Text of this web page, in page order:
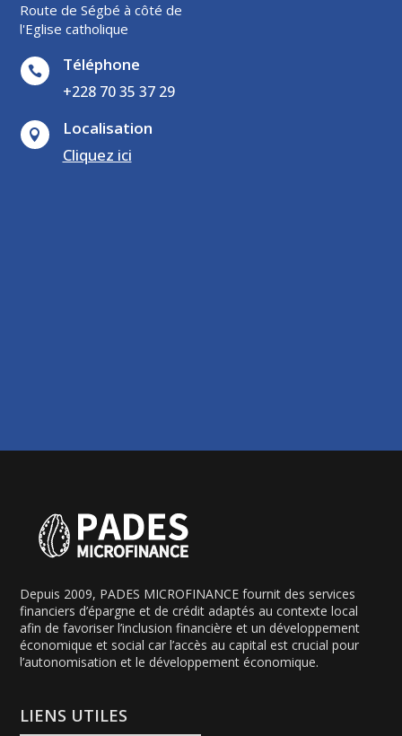
Route de Ségbé à côté de
l'Eglise catholique
 Téléphone
+228 70 35 37 29

Localisation
Cliquez ici
Depuis 2009, PADES MICROFINANCE fournit des services
financiers d’épargne et de crédit adaptés au contexte local
afin de favoriser l’inclusion financière et un développement
économique et social car l’accès au capital est crucial pour
l’autonomisation et le développement économique.
LIENS UTILES